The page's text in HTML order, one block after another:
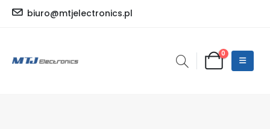
biuro@mtjelectronics.pl
0